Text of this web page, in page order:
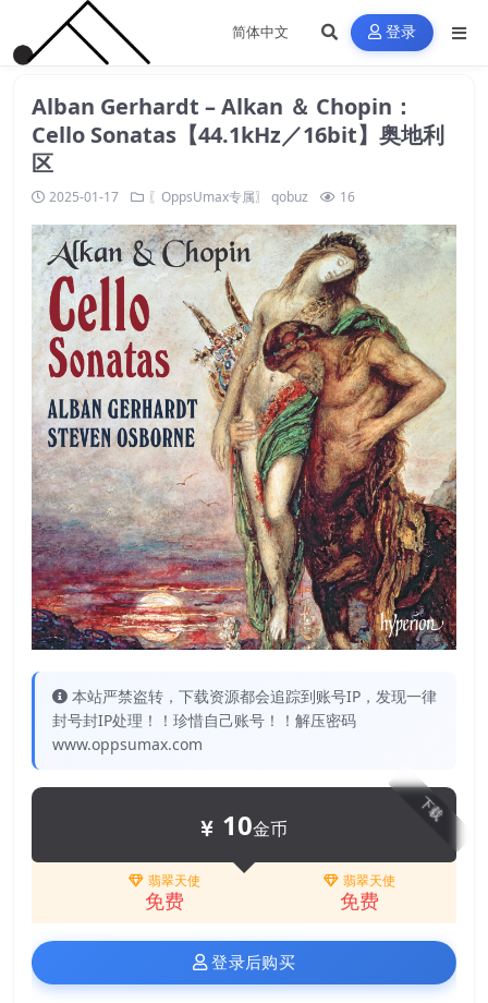
登录
Alban Gerhardt – Alkan ＆ Chopin：
Cello Sonatas【44.1kHz／16bit】奥地利
区
2025-01-17 〖OppsUmax专属〗 qobuz 16
本站严禁盗转，下载资源都会追踪到账号IP，发现一律
封号封IP处理！！珍惜自己账号！！解压密码
www.oppsumax.com
下载
10金币
翡翠天使
免费
翡翠天使
免费
登录后购买